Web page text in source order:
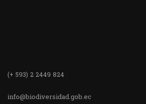
(+ 593) 2 2449 824
info@biodiversidad.gob.ec